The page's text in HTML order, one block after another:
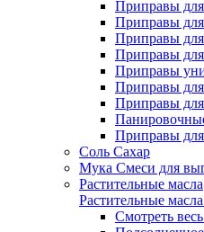
Приправы
Приправы
Приправы для
Приправы для
Приправы
Приправы
Приправы
Приправы
Соль Сахар
Мука Смеси для
Растительные масла
Растительные масла
Смотреть